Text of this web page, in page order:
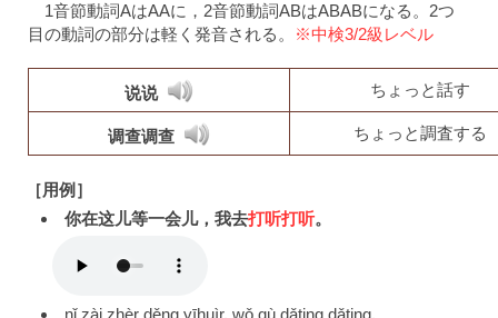
1音節動詞AはAAに，2音節動詞ABはABABになる。2つ
目の動詞の部分は軽く発音される。
※中検3/2級レベル
说说 ちょっと話す
调查调查 ちょっと調査する
［用例］
你在这儿等一会儿，我去打听打听。
nǐ zài zhèr děng yīhuìr, wǒ qù dǎting dǎting.